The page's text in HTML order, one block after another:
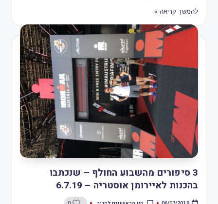
להמשך קריאה »
3 סיפורים מהשבוע החולף – שנכתבו
בהכנות לאיירומן אוסטריה – 6.7.19